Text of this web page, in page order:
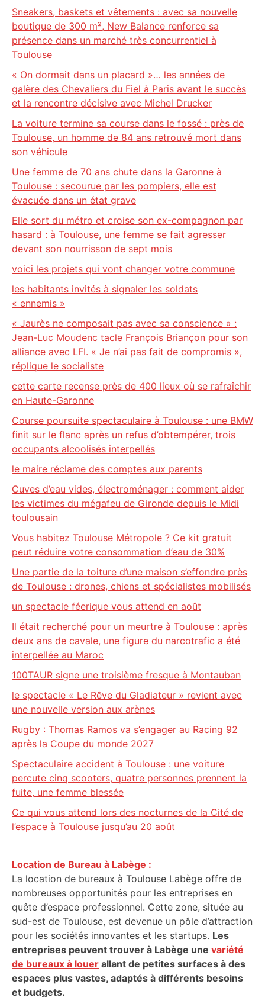
Sneakers, baskets et vêtements : avec sa nouvelle
boutique de 300 m², New Balance renforce sa
présence dans un marché très concurrentiel à
Toulouse
« On dormait dans un placard »… les années de
galère des Chevaliers du Fiel à Paris avant le succès
et la rencontre décisive avec Michel Drucker
La voiture termine sa course dans le fossé : près de
Toulouse, un homme de 84 ans retrouvé mort dans
son véhicule
Une femme de 70 ans chute dans la Garonne à
Toulouse : secourue par les pompiers, elle est
évacuée dans un état grave
Elle sort du métro et croise son ex-compagnon par
hasard : à Toulouse, une femme se fait agresser
devant son nourrisson de sept mois
voici les projets qui vont changer votre commune
les habitants invités à signaler les soldats
« ennemis »
« Jaurès ne composait pas avec sa conscience » :
Jean-Luc Moudenc tacle François Briançon pour son
alliance avec LFI. « Je n’ai pas fait de compromis »,
réplique le socialiste
cette carte recense près de 400 lieux où se rafraîchir
en Haute-Garonne
Course poursuite spectaculaire à Toulouse : une BMW
finit sur le flanc après un refus d’obtempérer, trois
occupants alcoolisés interpellés
le maire réclame des comptes aux parents
Cuves d’eau vides, électroménager : comment aider
les victimes du mégafeu de Gironde depuis le Midi
toulousain
Vous habitez Toulouse Métropole ? Ce kit gratuit
peut réduire votre consommation d’eau de 30%
Une partie de la toiture d’une maison s’effondre près
de Toulouse : drones, chiens et spécialistes mobilisés
un spectacle féerique vous attend en août
Il était recherché pour un meurtre à Toulouse : après
deux ans de cavale, une figure du narcotrafic a été
interpellée au Maroc
100TAUR signe une troisième fresque à Montauban
le spectacle « Le Rêve du Gladiateur » revient avec
une nouvelle version aux arènes
Rugby : Thomas Ramos va s’engager au Racing 92
après la Coupe du monde 2027
Spectaculaire accident à Toulouse : une voiture
percute cinq scooters, quatre personnes prennent la
fuite, une femme blessée
Ce qui vous attend lors des nocturnes de la Cité de
l’espace à Toulouse jusqu’au 20 août
Location de Bureau à Labège :
La location de bureaux à Toulouse Labège offre de
nombreuses opportunités pour les entreprises en
quête d’espace professionnel. Cette zone, située au
sud-est de Toulouse, est devenue un pôle d’attraction
pour les sociétés innovantes et les startups. Les
entreprises peuvent trouver à Labège une variété
de bureaux à louer allant de petites surfaces à des
espaces plus vastes, adaptés à différents besoins
et budgets.